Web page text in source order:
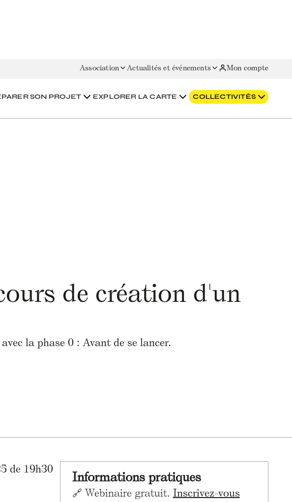
Association Actualités et événements Mon compte
SON PROJET EXPLORER LA CARTE COLLECTIVITÉS
de création d'un
la phase 0 : Avant de se lancer.
de 19h30
Informations pratiques
🔗 Webinaire gratuit. Inscrivez-vous